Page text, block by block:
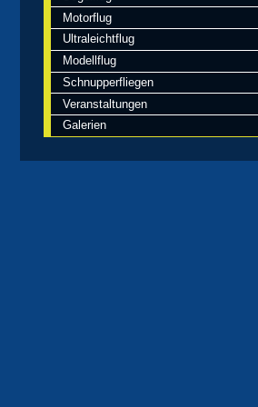
Motorflug
Ultraleichtflug
Modellflug
Schnupperfliegen
Veranstaltungen
Galerien